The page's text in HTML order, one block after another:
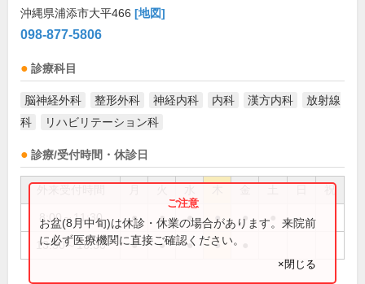
沖縄県浦添市大平466 [地図]
098-877-5806
診療科目
脳神経外科 整形外科 神経内科 内科 漢方内科
放射線
科
リハビリテーション科
診療/受付時間・休診日
祝
8:00～11:30 ● ● ● ● ●
13:30～16:30 ● ● ● ●
お盆(8月中旬)は休診・休業の場合があります。来院前
に必ず医療機関に直接ご確認ください。
×閉じる